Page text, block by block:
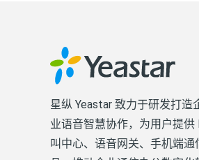
星纵 Yeastar 致力于研发打
业语音智慧协作，为用户提
叫中心、语音网关、手机端